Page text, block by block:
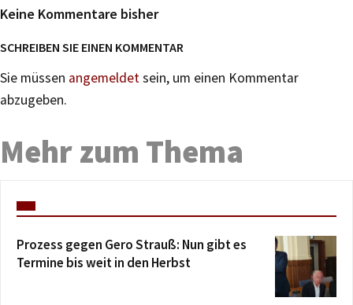
Keine Kommentare bisher
SCHREIBEN SIE EINEN KOMMENTAR
Sie müssen angemeldetsein, um einen Kommentar
abzugeben.
Mehr zum Thema
Prozess gegen Gero Strauß: Nun gibt es
Termine bis weit in den Herbst